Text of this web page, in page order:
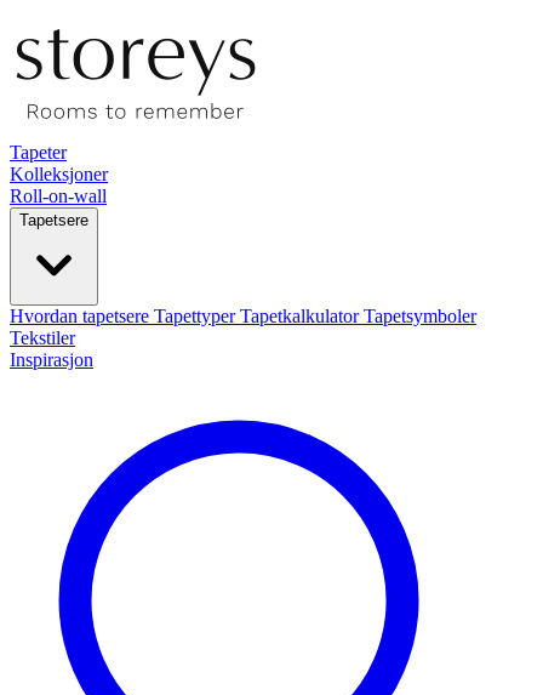
Tapeter
Kolleksjoner
Roll-on-wall
Tapetsere
Hvordan tapetsere TapettyperTapetkalkulatorTapetsymboler
Tekstiler
Inspirasjon